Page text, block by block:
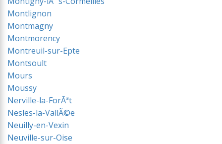
Montlignon
Montmagny
Montmorency
Montreuil-sur-Epte
Montsoult
Mours
Moussy
Nerville-la-ForÃªt
Nesles-la-VallÃ©e
Neuilly-en-Vexin
Neuville-sur-Oise